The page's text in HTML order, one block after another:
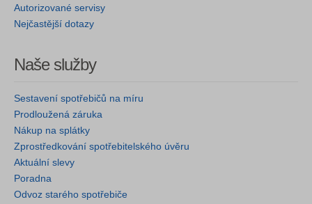
Autorizované servisy
Nejčastější dotazy
Naše služby
Sestavení spotřebičů na míru
Prodloužená záruka
Nákup na splátky
Zprostředkování spotřebitelského úvěru
Aktuální slevy
Poradna
Odvoz starého spotřebiče